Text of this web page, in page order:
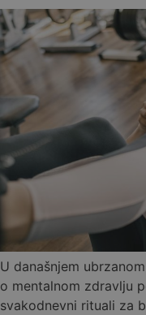
U današnjem
o mentalnom zdravlju
svakodnevni rituali za